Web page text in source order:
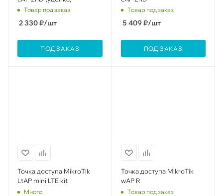
Товар под заказ
2 330₽/шт
ПОД ЗАКАЗ
Товар под заказ
5 409₽/шт
ПОД ЗАКАЗ
Точка доступа MikroTik
LtAP mini LTE kit
Много
Точка доступа MikroTik
wAP R
Товар под заказ